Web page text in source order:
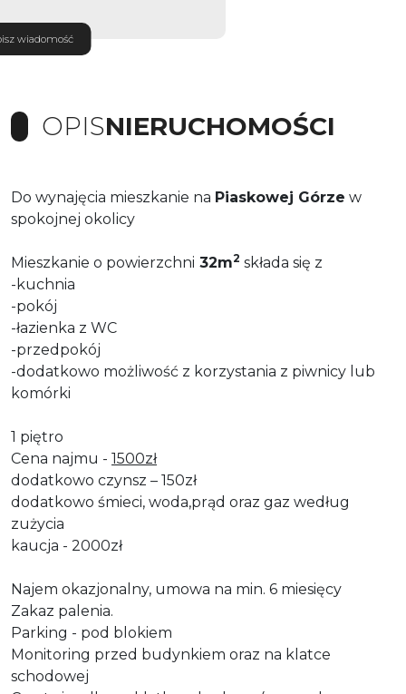
wiadomość
OPISNIERUCHOMOŚCI
Do wynajęcia mieszkanie na Piaskowej Górze w
spokojnej okolicy
Mieszkanie o powierzchni 32m2 składa się z
-kuchnia
-pokój
-łazienka z WC
-przedpokój
-dodatkowo możliwość z korzystania z piwnicy lub
komórki
1 piętro
Cena najmu - 1500zł
dodatkowo czynsz – 150zł
dodatkowo śmieci, woda,prąd oraz gaz według
zużycia
kaucja - 2000zł
Najem okazjonalny, umowa na min. 6 miesięcy
Zakaz palenia.
Parking - pod blokiem
Monitoring przed budynkiem oraz na klatce
schodowej